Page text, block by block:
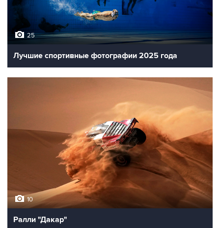
25
Лучшие спортивные фотографии 2025 года
10
Ралли "Дакар"